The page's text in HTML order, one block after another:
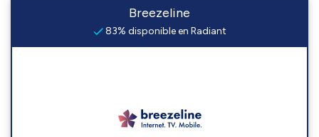
Breezeline
83% disponible en Radiant